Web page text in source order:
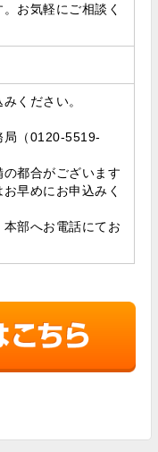
お気軽にご相談く
ください。
局（0120-5519-
都合がございます
早めにお申込みく
部へお電話にてお